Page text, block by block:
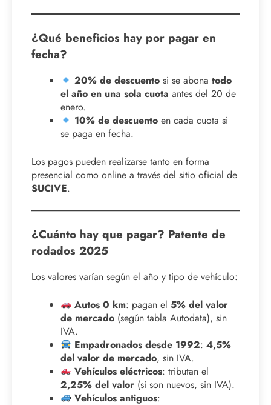
¿Qué beneficios hay por pagar en
fecha?
20% de descuento si se abonatodo
el año en una sola cuota antes del 20 de
enero.
10% de descuento en cada cuota si
se paga en fecha.
Los pagos pueden realizarse tanto en forma
presencial como online a través del sitio oficial de
SUCIVE.
¿Cuánto hay que pagar? Patente de
rodados 2025
Los valores varían según el año y tipo de vehículo:
Autos 0 km: pagan el5% del valor
de mercado (según tabla Autodata), sin
IVA.
Empadronados desde 1992:4,5%
del valor de mercado, sin IVA.
Vehículos eléctricos: tributan el
2,25% del valor (si son nuevos, sin IVA).
Vehículos antiguos: